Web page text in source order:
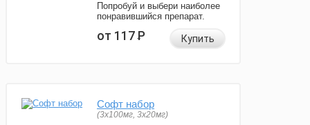
Попробуй и выбери наиболее
понравившийся препарат.
от 117Р Купить
Софт набор
(3x100мг, 3x20мг)